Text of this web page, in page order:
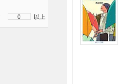
0 以上